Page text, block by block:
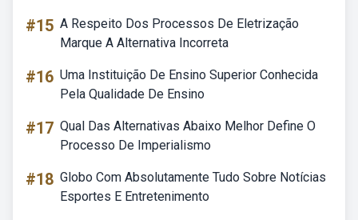
#15 A Respeito Dos Processos De Eletrização
Marque A Alternativa Incorreta
#16 Uma Instituição De Ensino Superior Conhecida
Pela Qualidade De Ensino
#17 Qual Das Alternativas Abaixo Melhor Define O
Processo De Imperialismo
#18 Globo Com Absolutamente Tudo Sobre Notícias
Esportes E Entretenimento